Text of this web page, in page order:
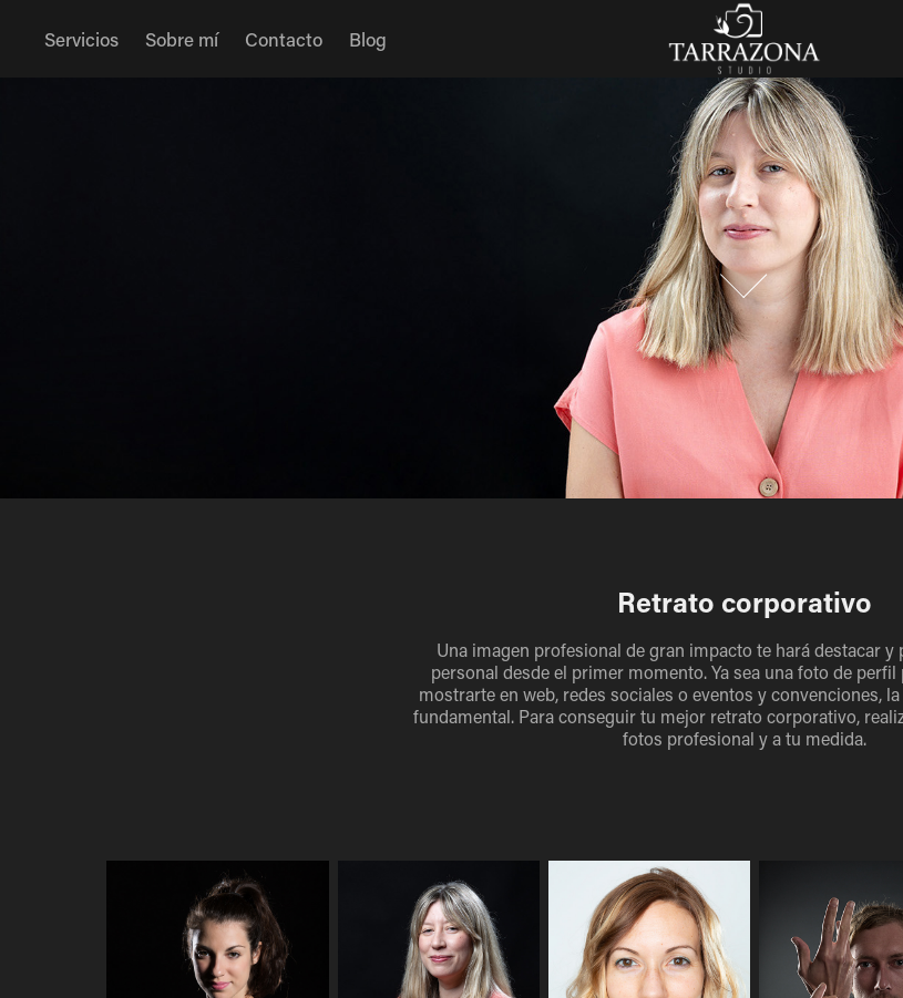
Servicios Sobre mí Contacto Blog
Retrato corporativo
Una imagen profesional de gran impacto te hará destacar
personal desde el primer momento. Ya sea una foto de
mostrarte en web, redes sociales o eventos y convenciones,
fundamental. Para conseguir tu mejor retrato corporativo,
fotos profesional y a tu medida.